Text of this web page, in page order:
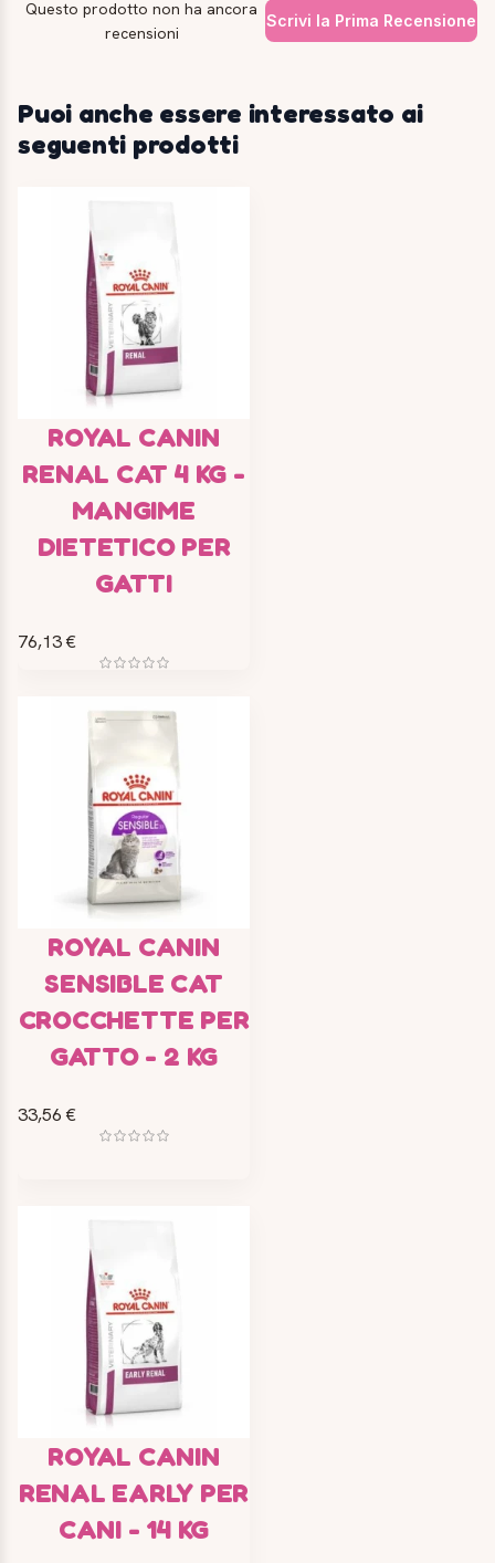
Questo prodotto non ha ancora
recensioni
Scrivi la Prima Recensione
Puoi anche essere interessato ai
seguenti prodotti
ROYAL CANIN
RENAL CAT 4 KG -
MANGIME
DIETETICO PER
GATTI
76,13 €
ROYAL CANIN
SENSIBLE CAT
CROCCHETTE PER
GATTO - 2 KG
33,56 €
ROYAL CANIN
RENAL EARLY PER
CANI - 14 KG